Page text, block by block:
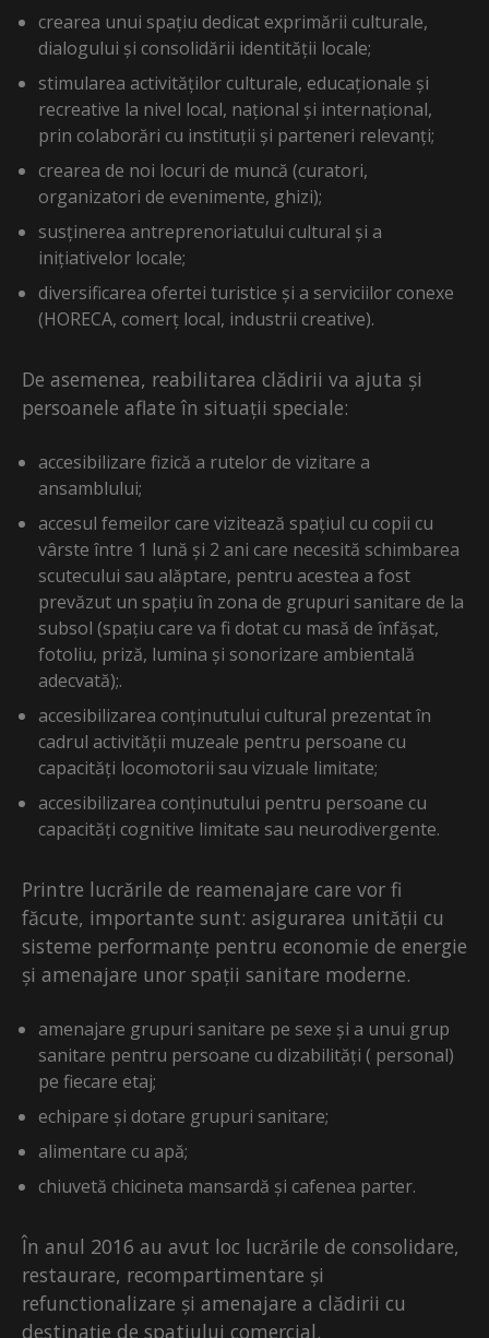
crearea unui spațiu dedicat exprimării culturale,
dialogului și consolidării identității locale;
stimularea activităților culturale, educaționale și
recreative la nivel local, național și internațional,
prin colaborări cu instituții și parteneri relevanți;
crearea de noi locuri de muncă (curatori,
organizatori de evenimente, ghizi);
susținerea antreprenoriatului cultural și a
inițiativelor locale;
diversificarea ofertei turistice și a serviciilor conexe
(HORECA, comerț local, industrii creative).
De asemenea, reabilitarea clădirii va ajuta și
persoanele aflate în situații speciale:
accesibilizare fizică a rutelor de vizitare a
ansamblului;
accesul femeilor care vizitează spațiul cu copii cu
vârste între 1 lună și 2 ani care necesită schimbarea
scutecului sau alăptare, pentru acestea a fost
prevăzut un spațiu în zona de grupuri sanitare de la
subsol (spațiu care va fi dotat cu masă de înfășat,
fotoliu, priză, lumina și sonorizare ambientală
adecvată);.
accesibilizarea conținutului cultural prezentat în
cadrul activității muzeale pentru persoane cu
capacități locomotorii sau vizuale limitate;
accesibilizarea conținutului pentru persoane cu
capacități cognitive limitate sau neurodivergente.
Printre lucrările de reamenajare care vor fi
făcute, importante sunt: asigurarea unității cu
sisteme performanțe pentru economie de energie
și amenajare unor spații sanitare moderne.
amenajare grupuri sanitare pe sexe și a unui grup
sanitare pentru persoane cu dizabilități ( personal)
pe fiecare etaj;
echipare și dotare grupuri sanitare;
alimentare cu apă;
chiuvetă chicineta mansardă și cafenea parter.
În anul 2016 au avut loc lucrările de consolidare,
restaurare, recompartimentare și
refunctionalizare și amenajare a clădirii cu
destinație de spatiului comercial.